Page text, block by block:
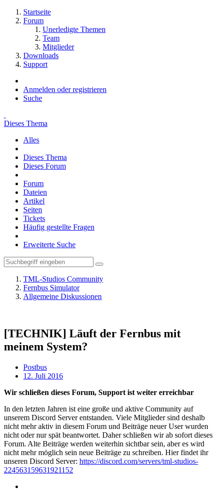
Startseite
Forum
Unerledigte Themen
Team
Mitglieder
Downloads
Support
Anmelden oder registrieren
Suche
Dieses Thema
Alles
Dieses Thema
Dieses Forum
Forum
Dateien
Artikel
Seiten
Tickets
Häufig gestellte Fragen
Erweiterte Suche
TML-Studios Community
Fernbus Simulator
Allgemeine Diskussionen
[TECHNIK] Läuft der Fernbus mit
meinem System?
Postbus
12. Juli 2016
Wir schließen dieses Forum, Support ist weiter erreichbar
In den letzten Jahren ist eine große und aktive Community auf
unserem Discord Server entstanden. Viele Mitglieder sind deshalb
nicht mehr aktiv in diesem Forum und Beiträge neuer User wurden
nicht oder nur spät beantwortet. Daher schließen wir ab sofort dieses
Forum. Alte Beiträge werden weiterhin sichtbar sein, aber es wird
nicht mehr möglich sein neue Beiträge zu schreiben. Hier findet ihr
unseren Discord Server: https://discord.com/servers/tml-studios-
224563159631921152